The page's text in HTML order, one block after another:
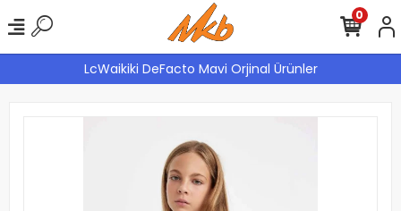
LcWaikiki DeFacto Mavi Orjinal Ürünler
0